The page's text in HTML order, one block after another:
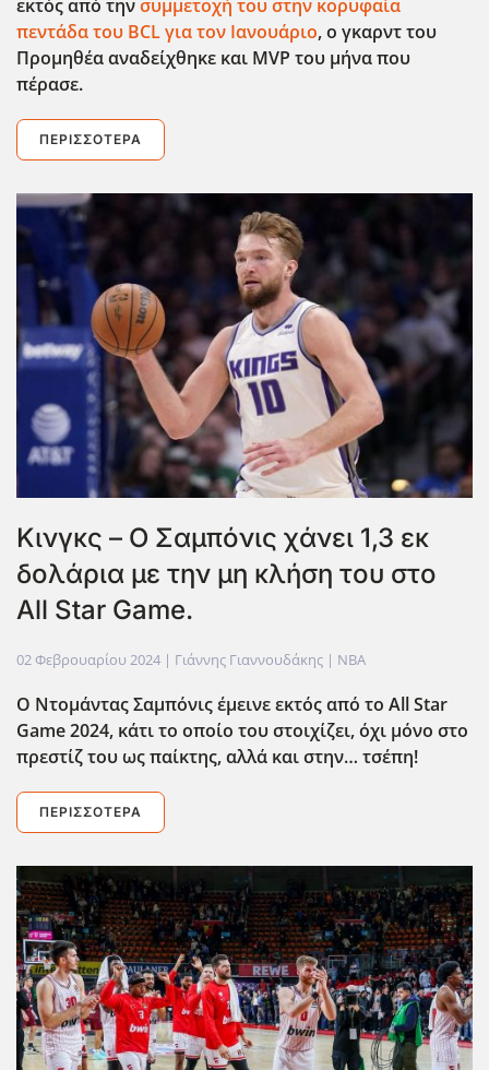
εκτός από τηνσυμμετοχή του στην κορυφαία
πεντάδα του BCLγια τον Ιανουάριο, ο γκαρντ του
Προμηθέα αναδείχθηκε και MVP του μήνα που
πέρασε.
ΠΕΡΙΣΣΌΤΕΡΑ
Κινγκς – Ο Σαμπόνις χάνει 1,3 εκ
δολάρια με την μη κλήση του στο
All Star Game.
02 Φεβρουαρίου 2024 | Γιάννης Γιαννουδάκης | NBA
Ο Ντομάντας Σαμπόνις έμεινε εκτός από το AllStar
Game 2024, κάτι το οποίο του στοιχίζει, όχι μόνο στο
πρεστίζ του ως παίκτης, αλλά και στην… τσέπη!
ΠΕΡΙΣΣΌΤΕΡΑ